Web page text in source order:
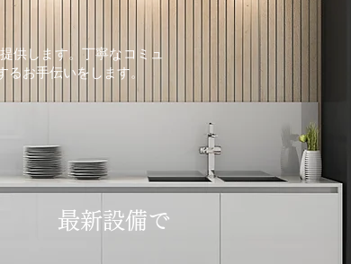
供します。丁寧なコミュ
お手伝いをします。
最新設備で